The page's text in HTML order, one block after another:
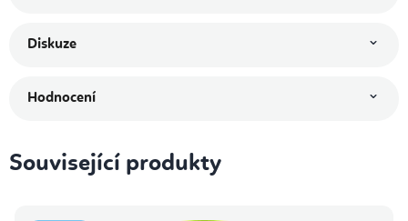
Diskuze
Hodnocení
Související produkty